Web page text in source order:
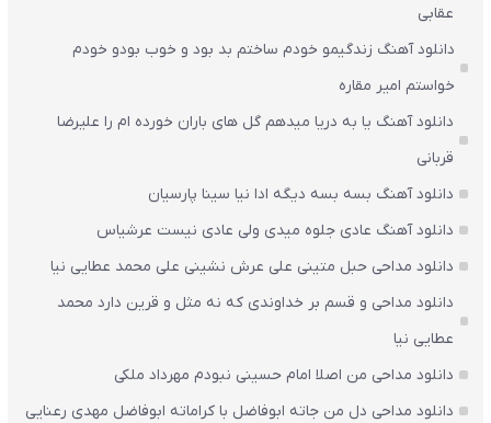
عقابی
دانلود آهنگ زندگیمو خودم ساختم بد بود و خوب بودو خودم
خواستم امیر مقاره
دانلود آهنگ یا به دریا میدهم گل های باران‌ خورده ام را علیرضا
قربانی
دانلود آهنگ بسه بسه دیگه ادا نیا سینا پارسیان
دانلود آهنگ عادی جلوه میدی ولی عادی نیست عرشیاس
دانلود مداحی حبل متینی علی عرش نشینی علی محمد عطایی نیا
دانلود مداحی و قسم بر خداوندی که نه مثل و قرین دارد محمد
عطایی نیا
دانلود مداحی من اصلا امام حسینی نبودم مهرداد ملکی
دانلود مداحی دل من جاته ابوفاضل با کراماته ابوفاضل مهدی رعنایی